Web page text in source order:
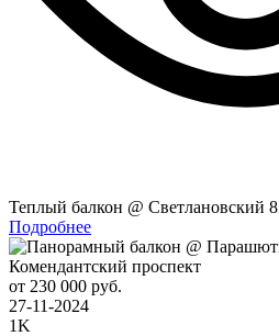
Теплый балкон @ Светлановский 8
Подробнее
Комендантский проспект
от 230 000 руб.
27-11-2024
1K